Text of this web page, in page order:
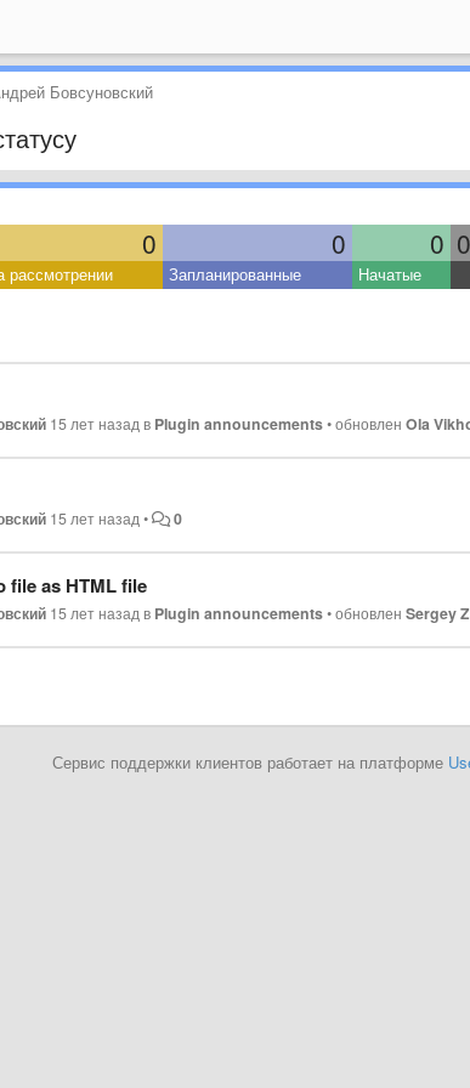
Бовсуновский
0 0 0 0
рассмотрении Запланированные Начатые
15 лет назадв Plugin announcements•обновленOla
15 лет назад• 0
file as HTML file
15 лет назадв Plugin announcements•обновленSergey
Сервис поддержки клиентов работает на платформе